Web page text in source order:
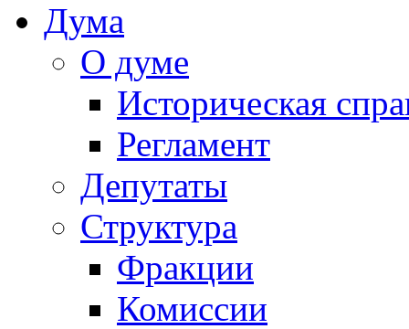
Дума
О думе
Историческая
Регламент
Депутаты
Структура
Фракции
Комиссии